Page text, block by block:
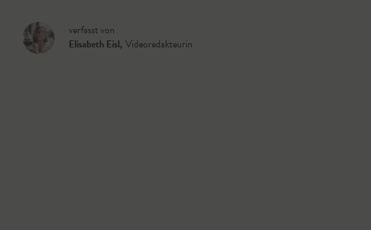
verfasst von
Elisabeth Eisl, Videoredakteurin